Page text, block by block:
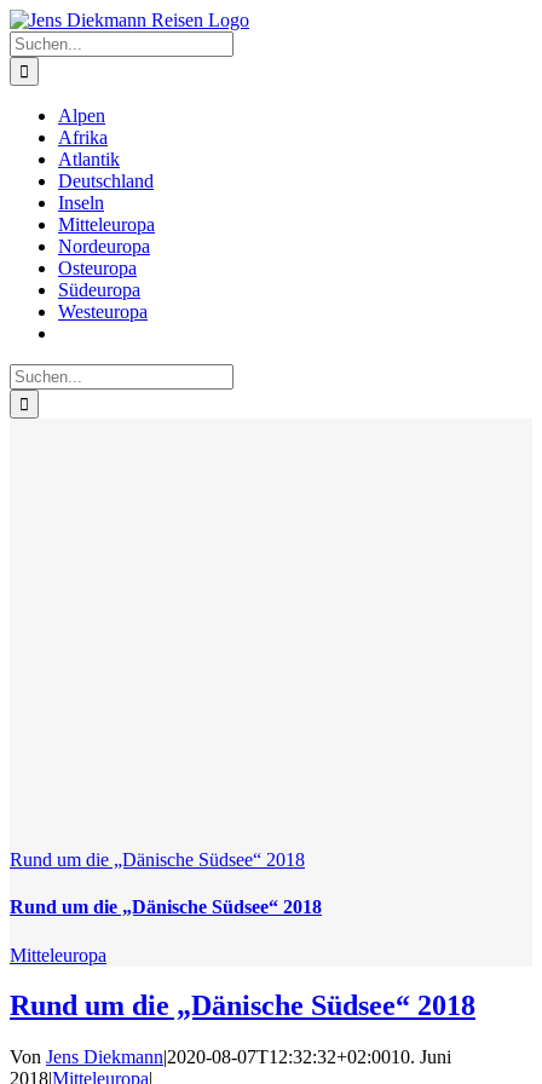
Zum
Inhalt
springen
Suche
nach:
Alpen
Afrika
Atlantik
Deutschland
Inseln
Mitteleuropa
Nordeuropa
Osteuropa
Südeuropa
Westeuropa
Suche
nach:
Rund um die „Dänische Südsee“ 2018
Rund um die „Dänische Südsee“ 2018
Mitteleuropa
Rund um die „Dänische Südsee“ 2018
Von Jens Diekmann|2020-08-07T12:32:32+02:0010. Juni
2018|Mitteleuropa|